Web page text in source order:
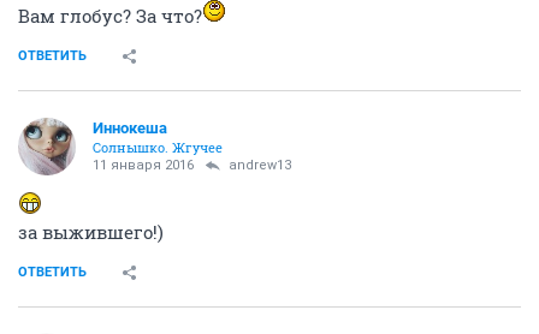
Вам глобус? За что?
ОТВЕТИТЬ
Иннокеша
Солнышко. Жгучее
11 января 2016 andrew13
за выжившего!)
ОТВЕТИТЬ